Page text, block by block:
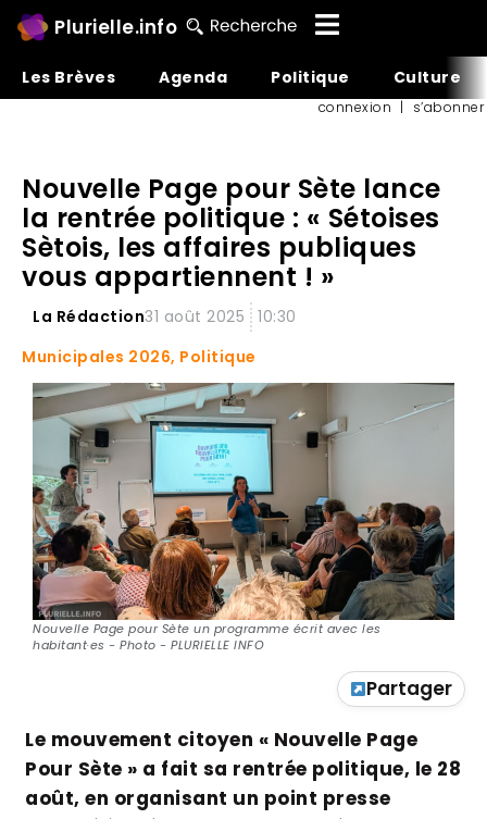
Plurielle.info
Les Brèves Agenda Politique Culture
connexion | s’abonner
Nouvelle Page pour Sète lance
la rentrée politique : « Sétoises
Sètois, les affaires publiques
vous appartiennent ! »
La Rédaction31 août 2025
10:30
Municipales 2026, Politique
Nouvelle Page pour Sète un programme écrit avec les
habitant·es - Photo - PLURIELLE INFO
Partager
Le mouvement citoyen « Nouvelle Page
Pour Sète » a fait sa rentrée politique, le 28
août, en organisant un point presse